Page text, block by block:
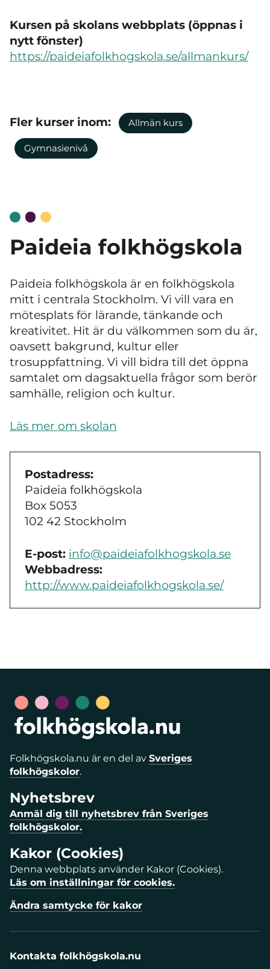
Kursen på skolans webbplats (öppnas i
nytt fönster)
https://paideiafolkhogskola.se/allmankurs/
Fler kurser inom: Allmän kurs
Gymnasienivå
Paideia folkhögskola
Paideia folkhögskola är en folkhögskola
mitt i centrala Stockholm. Vi vill vara en
mötesplats för lärande, tänkande och
kreativitet. Hit är du välkommen som du är,
oavsett bakgrund, kultur eller
trosuppfattning. Vi vill bidra till det öppna
samtalet om dagsaktuella frågor som berör
samhälle, religion och kultur.
Läs mer om skolan
Postadress:
Paideia folkhögskola
Box 5053
102 42 Stockholm
E-post: info@paideiafolkhogskola.se
Webbadress:
http://www.paideiafolkhogskola.se/
Folkhögskola.nu är en del av Sveriges
folkhögskolor.
Nyhetsbrev
Anmäl dig till nyhetsbrev från Sveriges
folkhögskolor.
Kakor (Cookies)
Denna webbplats använder Kakor (Cookies).
Läs om inställningar för cookies.
Ändra samtycke för kakor
Kontakta folkhögskola.nu